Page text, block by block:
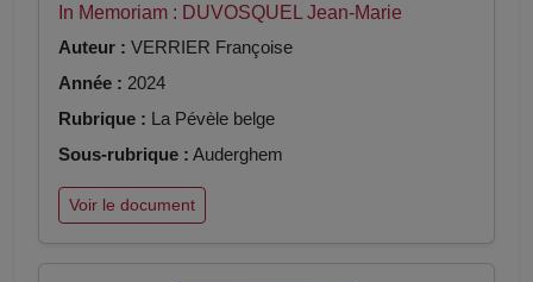
In Memoriam : DUVOSQUEL Jean-Marie
Auteur : VERRIER Françoise
Année : 2024
Rubrique : La Pévèle belge
Sous-rubrique : Auderghem
Voir le document